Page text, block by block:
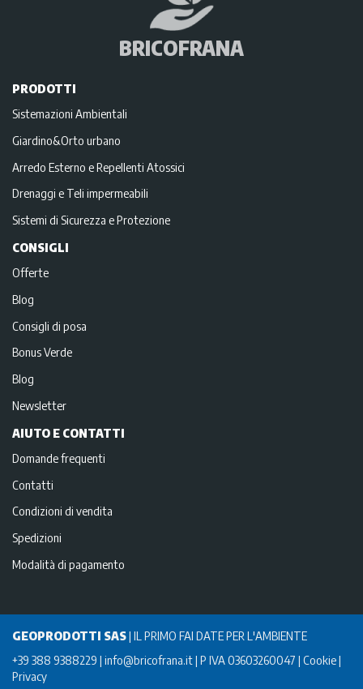
BRICOFRANA
PRODOTTI
Sistemazioni Ambientali
Giardino&Orto urbano
Arredo Esterno e Repellenti Atossici
Drenaggi e Teli impermeabili
Sistemi di Sicurezza e Protezione
CONSIGLI
Offerte
Blog
Consigli di posa
Bonus Verde
Blog
Newsletter
AIUTO E CONTATTI
Domande frequenti
Contatti
Condizioni di vendita
Spedizioni
Modalità di pagamento
GEOPRODOTTI SAS| IL PRIMO FAI DATE PER L'AMBIENTE
+39 388 9388229 info@bricofrana.it P IVA 03603260047 Cookie
Privacy